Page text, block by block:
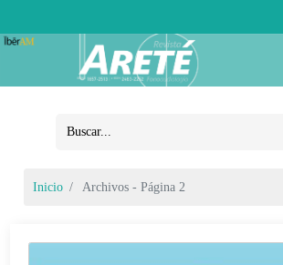
Inicio Archivos - Página 2